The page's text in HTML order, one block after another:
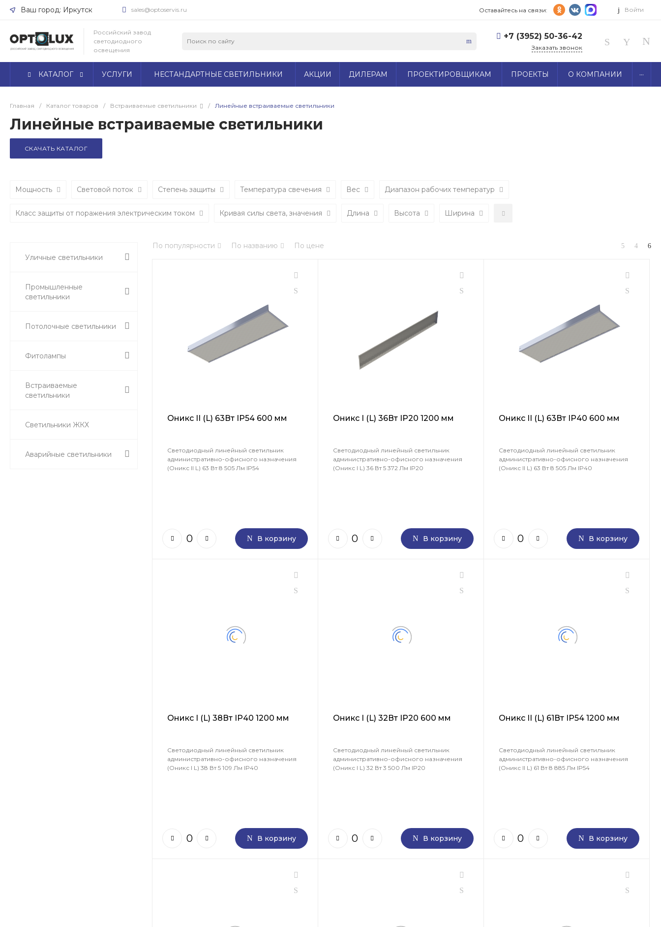
Ваш город: Иркутск
Ваш город Иркутск?
Да
sales@optoservis.ru Оставайтесь на связи: Войти
Российский завод
светодиодного
освещения
+7 (3952) 50-36-42
Заказать звонок
КАТАЛОГ УСЛУГИ НЕСТАНДАРТНЫЕ СВЕТИЛЬНИКИ АКЦИИ ДИЛЕРАМ ПРОЕКТИРОВЩИКАМ ПРОЕКТЫ О КОМПАНИИ ...
Главная / Каталог товаров / Встраиваемые светильники / Линейные встраиваемые светильники
Линейные встраиваемые светильники
СКАЧАТЬ КАТАЛОГ
Мощность Световой поток Степень защиты Температура свечения Вес Диапазон рабочих температур
Класс защиты от поражения электрическим током Кривая силы света, значения Длина Высота Ширина
Уличные светильники
Промышленные
светильники
Потолочные светильники
Фитолампы
Встраиваемые
светильники
Светильники ЖКХ
Аварийные светильники
По популярности По названию По цене
Оникс II (L) 63Вт IP54 600 мм
Светодиодный линейный светильник
административно-офисного назначения
(Оникс II L) 63 Вт 8 505 Лм IP54
В корзину
Оникс I (L) 36Вт IP20 1200 мм
Светодиодный линейный светильник
административно-офисного назначения
(Оникс I L) 36 Вт 5 372 Лм IP20
В корзину
Оникс II (L) 63Вт IP40 600 мм
Светодиодный линейный светильник
административно-офисного назначения
(Оникс II L) 63 Вт 8 505 Лм IP40
В корзину
Оникс I (L) 38Вт IP40 1200 мм
Светодиодный линейный светильник
административно-офисного назначения
(Оникс I L) 38 Вт 5 109 Лм IP40
В корзину
Оникс I (L) 32Вт IP20 600 мм
Светодиодный линейный светильник
административно-офисного назначения
(Оникс I L) 32 Вт 3 500 Лм IP20
В корзину
Оникс II (L) 61Вт IP54 1200 мм
Светодиодный линейный светильник
административно-офисного назначения
(Оникс II L) 61 Вт 8 885 Лм IP54
В корзину